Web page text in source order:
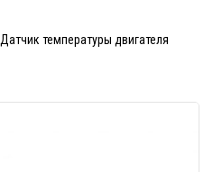
Датчик температуры двигателя